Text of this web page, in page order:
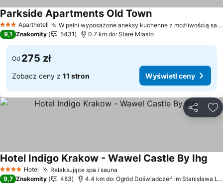
3 KategoriaAparthotel W pełni wyposażone aneksy kuchenne z możliwością samodzielnego przygotowania posiłków
Parkside Apartments Old Town
9,1 Znakomity 5431 0.7 km do: Stare Miasto
Od 275 zł
Zobacz ceny z 11 stron Wyświetl ceny
4 KategoriaHotel Relaksujące spa i sauna
Hotel Indigo Krakow - Wawel Castle By Ihg
9,7 Znakomity 483 4.4 km do: Ogród Doświadczeń im Stanisława Lema